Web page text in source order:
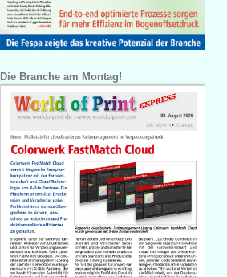
Die Branche am Montag!